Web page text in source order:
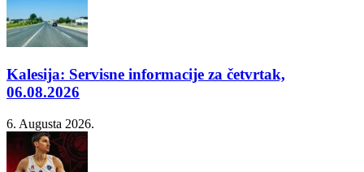
Kalesija: Servisne informacije za četvrtak,
06.08.2026
6. Augusta 2026.